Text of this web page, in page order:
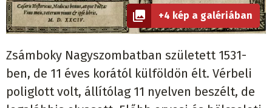
+4 kép a galériában
Zsámboky Nagyszombatban született 1531-
ben, de 11 éves korától külföldön élt. Vérbeli
poliglott volt, állítólag 11 nyelven beszélt, de